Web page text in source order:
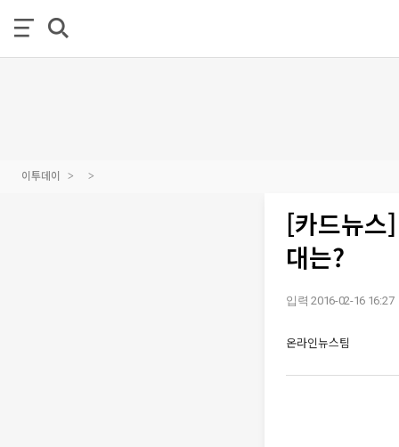
이투데이
[카드뉴
대는?
입력 2016-02-16 16:27
온라인뉴스팀